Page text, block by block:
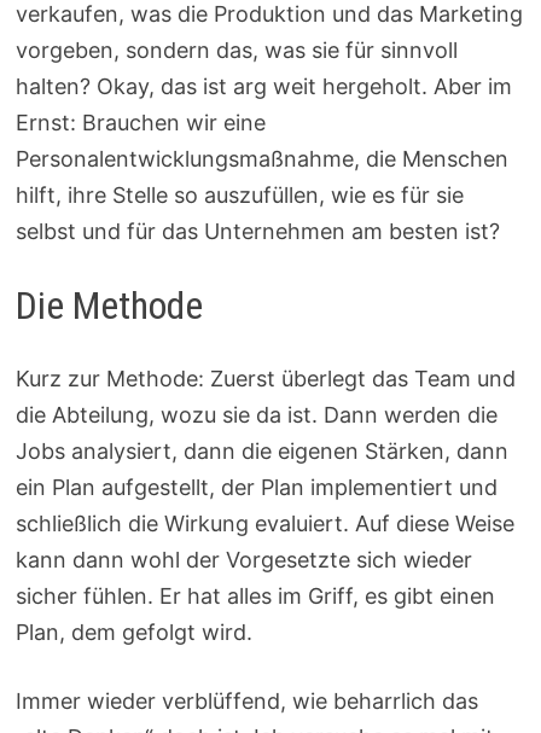
verkaufen, was die Produktion und das Marketing
vorgeben, sondern das, was sie für sinnvoll
halten? Okay, das ist arg weit hergeholt. Aber im
Ernst: Brauchen wir eine
Personalentwicklungsmaßnahme, die Menschen
hilft, ihre Stelle so auszufüllen, wie es für sie
selbst und für das Unternehmen am besten ist?
Die Methode
Kurz zur Methode: Zuerst überlegt das Team und
die Abteilung, wozu sie da ist. Dann werden die
Jobs analysiert, dann die eigenen Stärken, dann
ein Plan aufgestellt, der Plan implementiert und
schließlich die Wirkung evaluiert. Auf diese Weise
kann dann wohl der Vorgesetzte sich wieder
sicher fühlen. Er hat alles im Griff, es gibt einen
Plan, dem gefolgt wird.
Immer wieder verblüffend, wie beharrlich das